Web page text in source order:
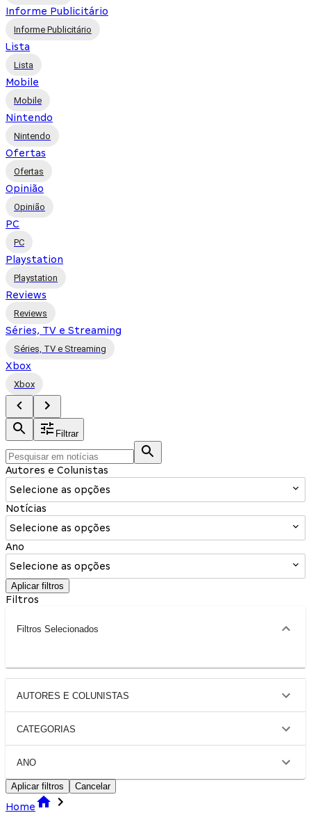
Informe Publicitário
Informe Publicitário
Lista
Lista
Mobile
Mobile
Nintendo
Nintendo
Ofertas
Ofertas
Opinião
Opinião
PC
PC
Playstation
Playstation
Reviews
Reviews
Séries, TV e Streaming
Séries, TV e Streaming
Xbox
Xbox
Filtrar
Autores e Colunistas
Selecione as opções
Notícias
Selecione as opções
Ano
Selecione as opções
Aplicar filtros
Filtros
Filtros Selecionados
AUTORES E COLUNISTAS
CATEGORIAS
ANO
Aplicar filtros Cancelar
Home